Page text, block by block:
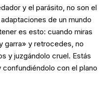
y el parásito, no son el
de un mundo
es esto: cuando miras
garra» y retrocedes, no
y juzgándolo cruel. Estás
con el plano